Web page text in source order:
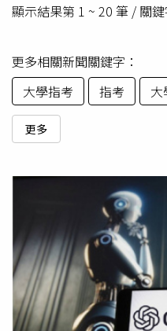
顯示結果第 1 ~ 20 筆 / 關
更多相關新聞關鍵字：
大學指考
指考 大
更多